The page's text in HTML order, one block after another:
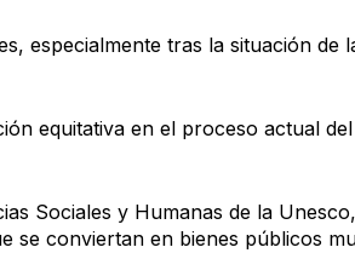
especialmente tras la situación de
equitativa en el proceso actual
Sociales y Humanas de la
se conviertan en bienes públicos